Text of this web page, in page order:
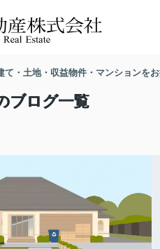
て・土地・収益物件・マンションを
ブログ一覧